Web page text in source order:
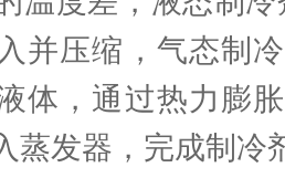
并压缩，气态制
体，通过热力膨
蒸发器，完成制冷